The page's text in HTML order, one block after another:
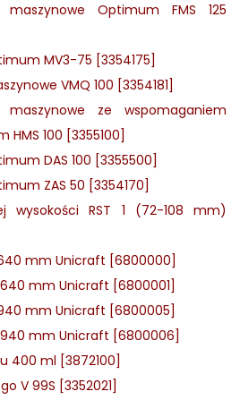
maszynowe Optimum FMS 125
MV3-75 [3354175]
VMQ 100 [3354181]
maszynowe ze wspomaganiem
100 [3355100]
DAS 100 [3355500]
ZAS 50 [3354170]
wysokości RST 1 (72-108 mm)
mm Unicraft [6800000]
mm Unicraft [6800001]
mm Unicraft [6800005]
mm Unicraft [6800006]
400 ml [3872100]
V 99S [3352021]